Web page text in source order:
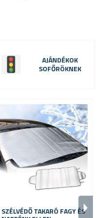
AJÁNDÉKOK
SOFŐRÖKNEK
SZÉLVÉDŐ TAKARÓ FAGY ÉS